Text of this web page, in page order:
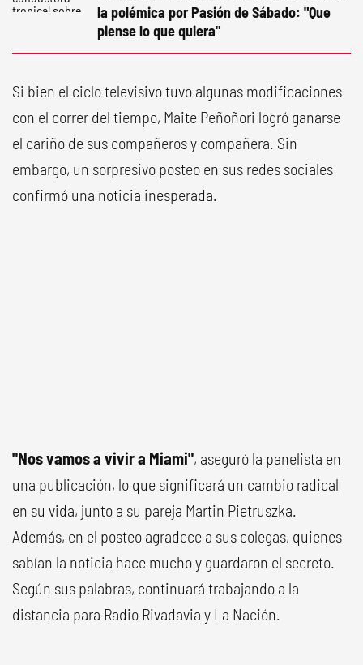
la polémica por Pasión de Sábado: "Que
piense lo que quiera"
Si bien el ciclo televisivo tuvo algunas modificaciones
con el correr del tiempo, Maite Peñoñori logró ganarse
el cariño de sus compañeros y compañera. Sin
embargo, un sorpresivo posteo en sus redes sociales
confirmó una noticia inesperada.
"Nos vamos a vivir a Miami", aseguró la panelista en
una publicación, lo que significará un cambio radical
en su vida, junto a su pareja Martin Pietruszka.
Además, en el posteo agradece a sus colegas, quienes
sabían la noticia hace mucho y guardaron el secreto.
Según sus palabras, continuará trabajando a la
distancia para Radio Rivadavia y La Nación.